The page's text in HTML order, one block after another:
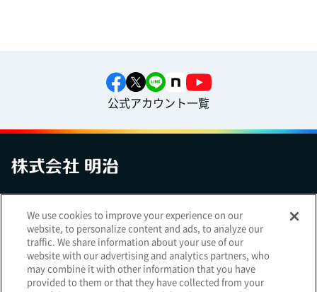
公式アカウント一覧
アクセシビリティへの対応方針ご利用規約明治グループのDX
Cookie Settings
We use cookies to improve your experience on our
website, to personalize content and ads, to analyze our
traffic. We share information about your use of our
website with our advertising and analytics partners, who
may combine it with other information that you have
provided to them or that they have collected from your